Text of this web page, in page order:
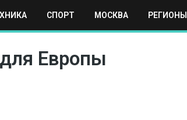
СПОРТ МОСКВА РЕГИОНЫ
МИР
Европы